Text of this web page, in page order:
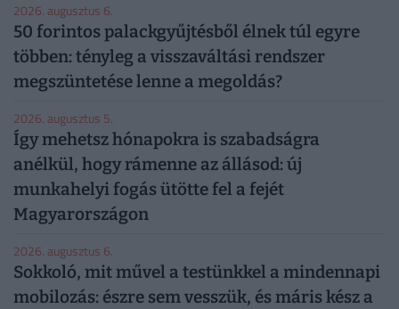
2026. augusztus 6.
50 forintos palackgyűjtésből élnek túl egyre
többen: tényleg a visszaváltási rendszer
megszüntetése lenne a megoldás?
2026. augusztus 5.
Így mehetsz hónapokra is szabadságra
anélkül, hogy rámenne az állásod: új
munkahelyi fogás ütötte fel a fejét
Magyarországon
2026. augusztus 6.
Sokkoló, mit művel a testünkkel a mindennapi
mobilozás: észre sem vesszük, és máris kész a